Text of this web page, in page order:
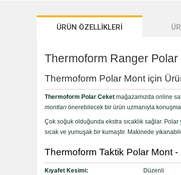
ÜRÜN ÖZELLİKLERİ
Thermoform Ranger
Thermoform Polar Mont için
Thermoform Polar Ceketmağazamızda online
montlarıönerebilecek bir ürün uzmanıyla
Çok soğuk olduğunda ekstra sıcaklık sağlar. Polar
sıcak ve yumuşak bir kumaştır. Makinede
Thermoform Taktik Polar Mont
Kıyafet Kesimi:
Düzenli